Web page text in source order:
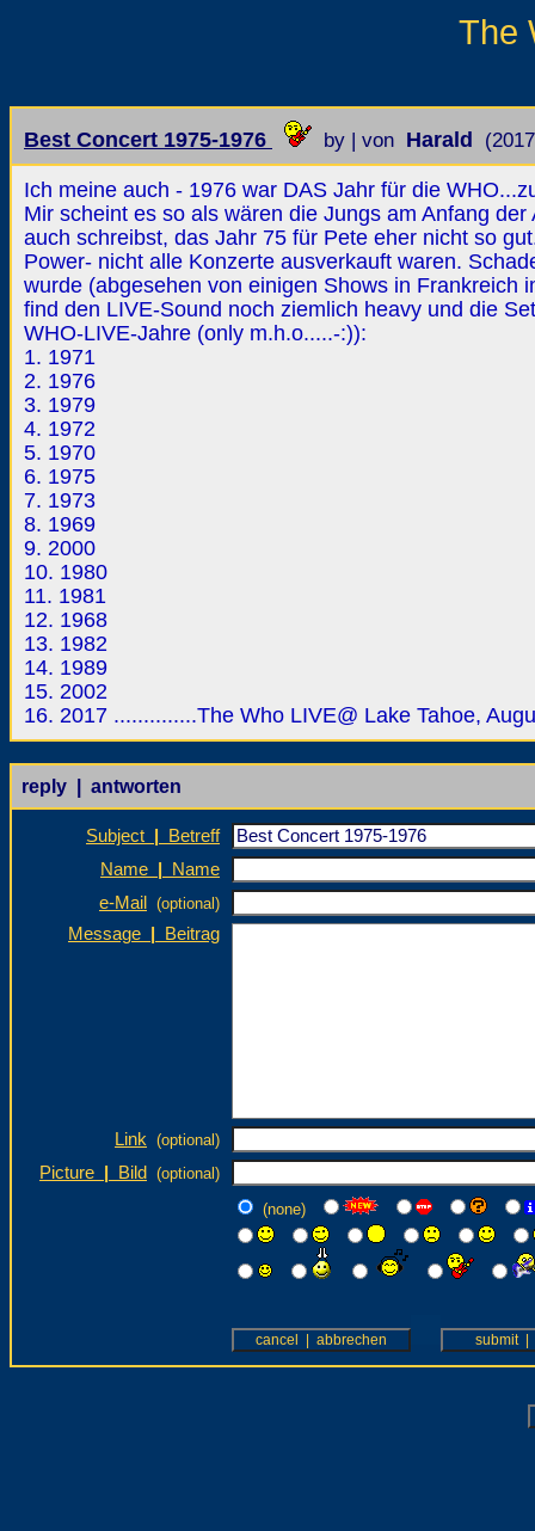
The
Best Concert 1975-1976 by | von Harald
Ich meine auch - 1976 war DAS Jahr für die
Mir scheint es so als wären die Jungs am Anfang
auch schreibst, das Jahr 75 für Pete eher nicht so
Power- nicht alle Konzerte ausverkauft waren.
wurde (abgesehen von einigen Shows in Frankreich
find den LIVE-Sound noch ziemlich heavy und die
WHO-LIVE-Jahre (only m.h.o.....-:)):
1. 1971
2. 1976
3. 1979
4. 1972
5. 1970
6. 1975
7. 1973
8. 1969
9. 2000
10. 1980
11. 1981
12. 1968
13. 1982
14. 1989
15. 2002
16. 2017 ..............The Who LIVE@ Lake Tahoe,
reply | antworten
Subject
Betreff
Name
Name
e-Mail
(optional)
Message Beitrag
Link (optional)
Picture Bild
(optional)
(none)